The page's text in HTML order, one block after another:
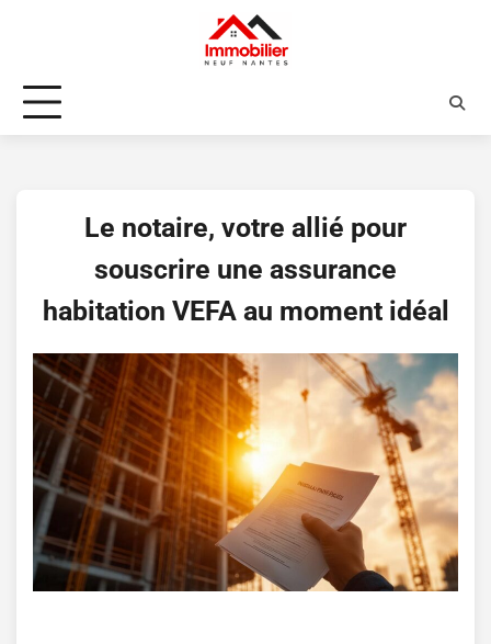
Le notaire, votre allié pour
souscrire une assurance
habitation VEFA au moment idéal